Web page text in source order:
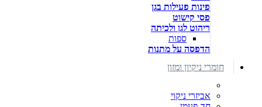
פינות פעילות בגן
פסי קישוט
ריהוט לגן ולכיתה
ספות
הדפסה על מתנות
חומרי ניקיון ומזון
אביזרי ניקוי